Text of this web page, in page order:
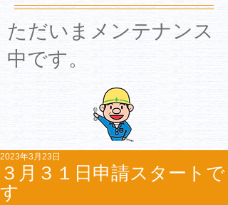
​ただいまメンテナンス
中です。
３月３１日申請スタートで
す
2023年3月23日